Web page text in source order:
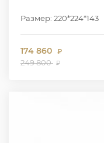
Размер: 220*224*143
174 860 ₽
249 800 ₽